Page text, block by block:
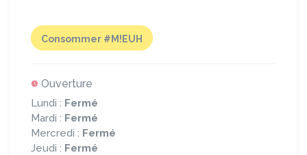
Consommer #M!EUH
Ouverture
Lundi : Fermé
Mardi : Fermé
Mercredi : Fermé
Jeudi : Fermé